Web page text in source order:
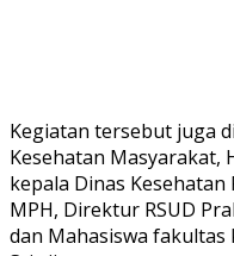
Kegiatan tersebut juga
Kesehatan Masyarakat,
kepala Dinas
MPH, Direktur RSUD
dan Mahasiswa